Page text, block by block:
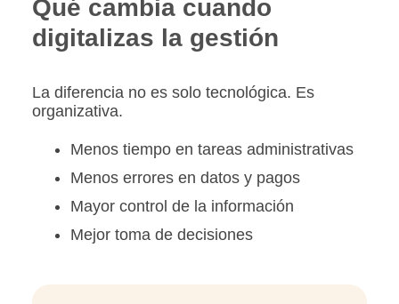
Qué cambia cuando
digitalizas la gestión
La diferencia no es solo tecnológica. Es
organizativa.
Menos tiempo en tareas administrativas
Menos errores en datos y pagos
Mayor control de la información
Mejor toma de decisiones